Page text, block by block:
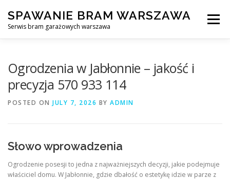
content
SPAWANIE BRAM WARSZAWA
Serwis bram garażowych warszawa
Menu
Ogrodzenia w Jabłonnie – jakość i
precyzja 570 933 114
POSTED ON JULY 7, 2026 BY ADMIN
Słowo wprowadzenia
Ogrodzenie posesji to jedna z najważniejszych decyzji, jakie podejmuje
właściciel domu. W Jabłonnie, gdzie dbałość o estetykę idzie w parze z